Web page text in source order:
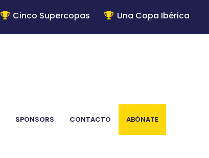
Cinco Supercopas Una Copa Ibérica
SPONSORS CONTACTO ABÓNATE